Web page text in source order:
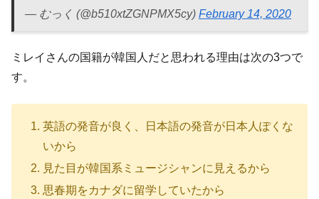
— むっく (@b510xtZGNPMX5cy) February 14, 2020
ミレイさんの国籍が韓国人だと思われる理由は次の3つで
す。
英語の発音が良く、日本語の発音が日本人ぽくな
いから
見た目が韓国系ミュージシャンに見えるから
思春期をカナダに留学していたから